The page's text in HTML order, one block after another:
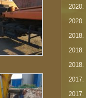
2020.
2020.
2018.
2018.
2018.
2017.
2017.